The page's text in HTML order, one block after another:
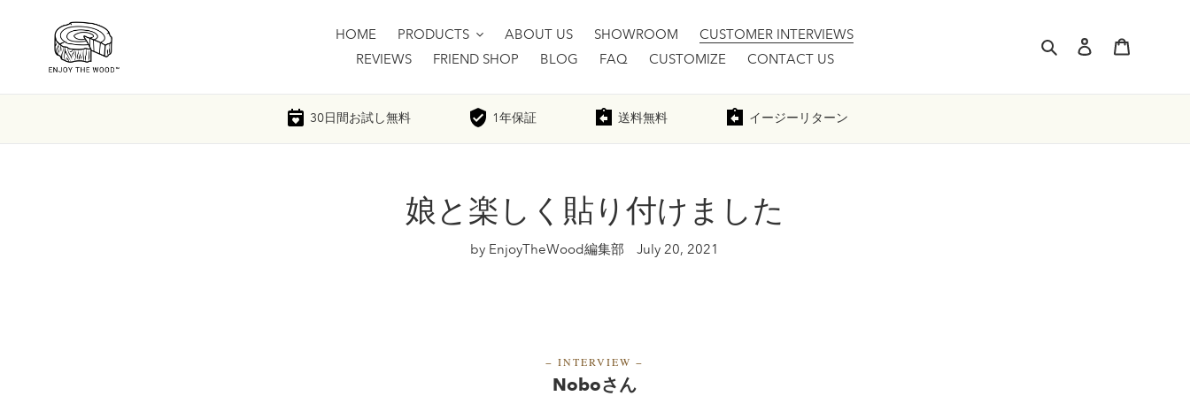
HOME PRODUCTS ABOUT US SHOWROOM
CUSTOMER INTERVIEWS
REVIEWS
FRIEND SHOP BLOG FAQ CUSTOMIZE CONTACT US
Search Log in
30日間お試し無料 1年保証 送料無料 イージー リターン
娘と楽しく貼り付けました
by EnjoyTheWood編集部 July 20, 2021
−INTERVIEW−
Noboさん